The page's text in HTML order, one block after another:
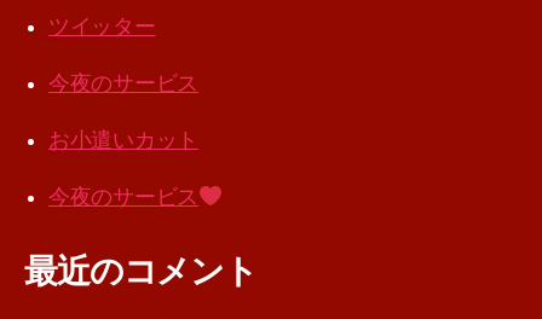
ツイッター
今夜のサービス
お小遣いカット
今夜のサービス
最近のコメント